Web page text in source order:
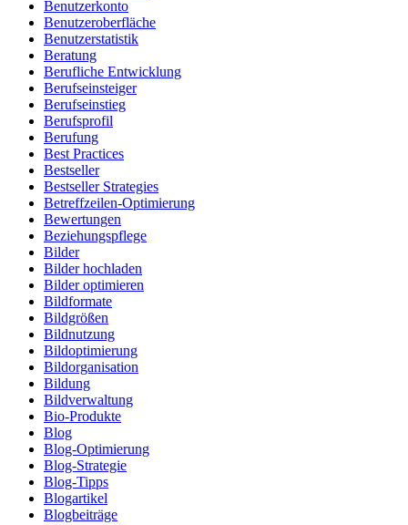
Benutzerkonto
Benutzeroberfläche
Benutzerstatistik
Beratung
Berufliche Entwicklung
Berufseinsteiger
Berufseinstieg
Berufsprofil
Berufung
Best Practices
Bestseller
Bestseller Strategies
Betreffzeilen-Optimierung
Bewertungen
Beziehungspflege
Bilder
Bilder hochladen
Bilder optimieren
Bildformate
Bildgrößen
Bildnutzung
Bildoptimierung
Bildorganisation
Bildung
Bildverwaltung
Bio-Produkte
Blog
Blog-Optimierung
Blog-Strategie
Blog-Tipps
Blogartikel
Blogbeiträge